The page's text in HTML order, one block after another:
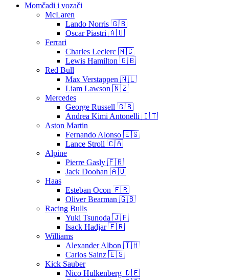
Momčadi i vozači
McLaren
Lando Norris 🇬🇧
Oscar Piastri 🇦🇺
Ferrari
Charles Leclerc 🇲🇨
Lewis Hamilton 🇬🇧
Red Bull
Max Verstappen 🇳🇱
Liam Lawson 🇳🇿
Mercedes
George Russell 🇬🇧
Andrea Kimi Antonelli 🇮🇹
Aston Martin
Fernando Alonso 🇪🇸
Lance Stroll 🇨🇦
Alpine
Pierre Gasly 🇫🇷
Jack Doohan 🇦🇺
Haas
Esteban Ocon 🇫🇷
Oliver Bearman 🇬🇧
Racing Bulls
Yuki Tsunoda 🇯🇵
Isack Hadjar 🇫🇷
Williams
Alexander Albon 🇹🇭
Carlos Sainz 🇪🇸
Kick Sauber
Nico Hulkenberg 🇩🇪